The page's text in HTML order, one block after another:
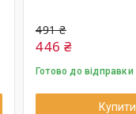
491 ₴
446 ₴
Готово до відправки
Купити